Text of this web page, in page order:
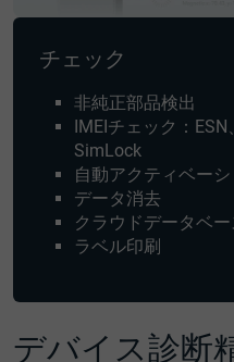
チェック
非純正部品検出
IMEIチェック：ESN
SimLock
自動アクティベー
データ消去
クラウドデータベー
ラベル印刷
デバイス診断